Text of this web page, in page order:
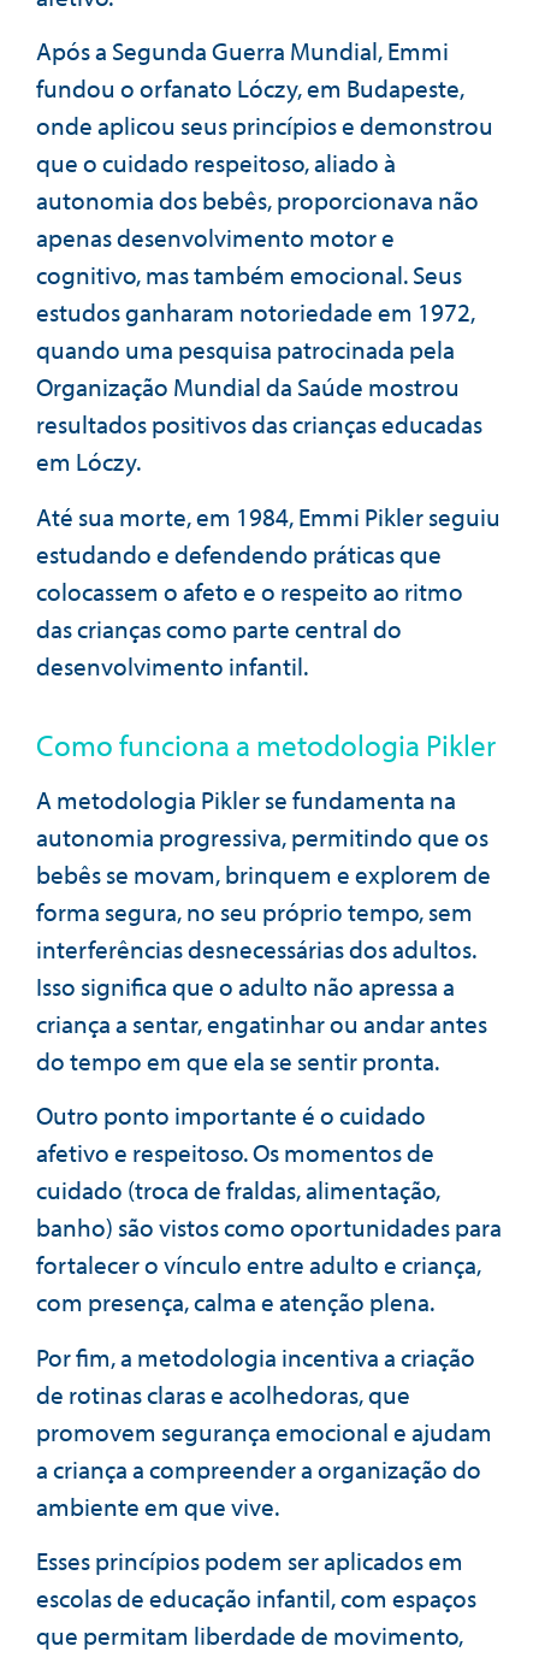
Após a Segunda Guerra Mundial, Emmi
fundou o orfanato Lóczy, em Budapeste,
onde aplicou seus princípios e demonstrou
que o cuidado respeitoso, aliado à
autonomia dos bebês, proporcionava não
apenas desenvolvimento motor e
cognitivo, mas também emocional. Seus
estudos ganharam notoriedade em 1972,
quando uma pesquisa patrocinada pela
Organização Mundial da Saúde mostrou
resultados positivos das crianças educadas
em Lóczy.
Até sua morte, em 1984, Emmi Pikler seguiu
estudando e defendendo práticas que
colocassem o afeto e o respeito ao ritmo
das crianças como parte central do
desenvolvimento infantil.
Como funciona a metodologia Pikler
A metodologia Pikler se fundamenta na
autonomia progressiva, permitindo que os
bebês se movam, brinquem e explorem de
forma segura, no seu próprio tempo, sem
interferências desnecessárias dos adultos.
Isso significa que o adulto não apressa a
criança a sentar, engatinhar ou andar antes
do tempo em que ela se sentir pronta.
Outro ponto importante é o cuidado
afetivo e respeitoso. Os momentos de
cuidado (troca de fraldas, alimentação,
banho) são vistos como oportunidades para
fortalecer o vínculo entre adulto e criança,
com presença, calma e atenção plena.
Por fim, a metodologia incentiva a criação
de rotinas claras e acolhedoras, que
promovem segurança emocional e ajudam
a criança a compreender a organização do
ambiente em que vive.
Esses princípios podem ser aplicados em
escolas de educação infantil, com espaços
que permitam liberdade de movimento,